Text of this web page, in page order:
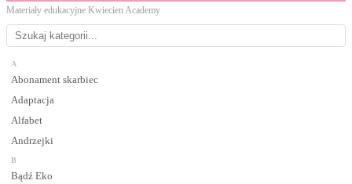
Materiały edukacyjne Kwiecien Academy
A
Abonament skarbiec
Adaptacja
Alfabet
Andrzejki
B
Bądź Eko